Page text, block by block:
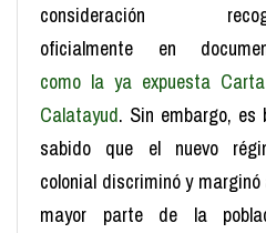
consideración
oficialmente en
como la ya expuesta
Calatayud. Sin embargo, es
sabido que el nuevo
colonial discriminó y
mayor parte de la